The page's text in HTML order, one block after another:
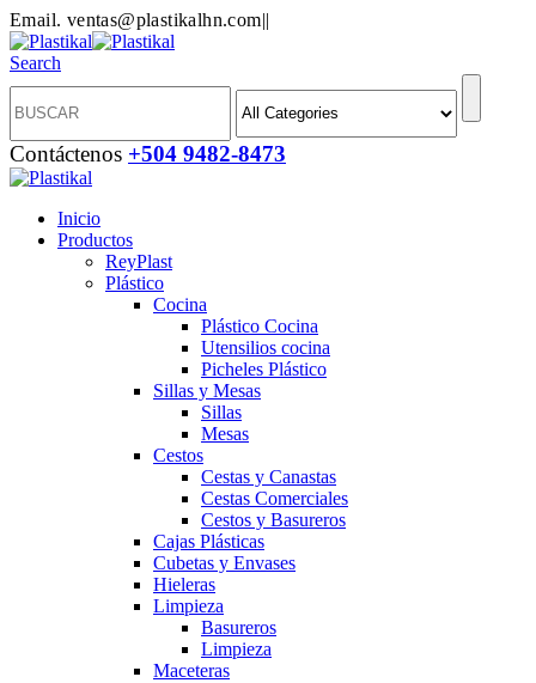
Email. ventas@plastikalhn.com||
Search
Contáctenos +504 9482-8473
Inicio
Productos
ReyPlast
Plástico
Cocina
Plástico Cocina
Utensilios cocina
Picheles Plástico
Sillas y Mesas
Sillas
Mesas
Cestos
Cestas y Canastas
Cestas Comerciales
Cestos y Basureros
Cajas Plásticas
Cubetas y Envases
Hieleras
Limpieza
Basureros
Limpieza
Maceteras